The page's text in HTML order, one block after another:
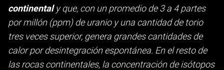
continentaly que, con un promedio de 3 a 4 partes
por millón (ppm) de uranio y una cantidad de torio
tres veces superior, genera grandes cantidades de
calor por desintegración espontánea. En el resto de
las rocas continentales, la concentración de isótopos